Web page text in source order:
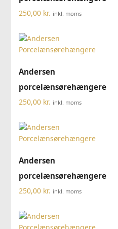
250,00 kr. inkl. moms
Andersen
porcelænsørehængere
250,00 kr. inkl. moms
Andersen
porcelænsørehængere
250,00 kr. inkl. moms